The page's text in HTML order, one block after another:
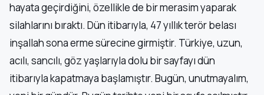
hayata geçirdiğini, özellikle de bir merasim yaparak
silahlarını bıraktı. Dün itibarıyla, 47 yıllık terör belası
inşallah sona erme sürecine girmiştir. Türkiye, uzun,
acılı, sancılı, göz yaşlarıyla dolu bir sayfayı dün
itibarıyla kapatmaya başlamıştır. Bugün, unutmayalım,